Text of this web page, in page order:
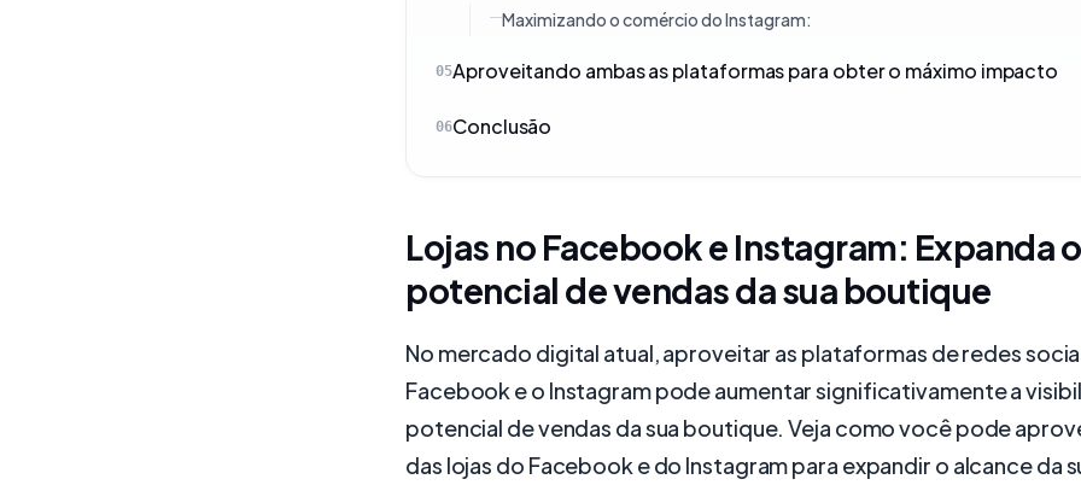
Maximizando o comércio do Instagram:
05Aproveitando ambas as plataformas para obter o máximo impacto
06Conclusão
Lojas no Facebook e Instagram: Expanda o
potencial de vendas da sua boutique
No mercado digital atual, aproveitar as plataformas de redes
Facebook e o Instagram pode aumentar significativamente a
potencial de vendas da sua boutique. Veja como você pode
das lojas do Facebook e do Instagram para expandir o alcance da